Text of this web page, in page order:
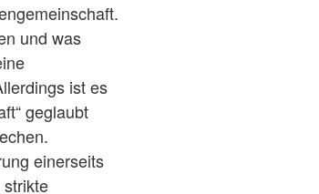
und was
ist es
geglaubt
einerseits